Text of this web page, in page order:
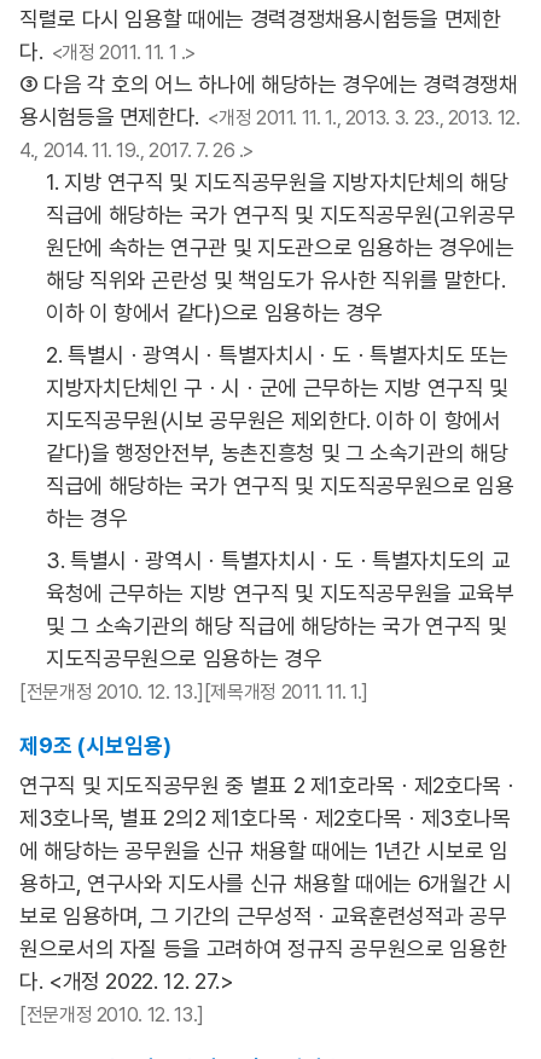
직렬로 다시 임용할 때에는 경력경쟁채용시험등을 면제한
다. <개정 2011. 11. 1 .>
③ 다음 각 호의 어느 하나에 해당하는 경우에는 경력경쟁채
용시험등을 면제한다. <개정 2011. 11. 1., 2013. 3. 23., 2013. 12.
4., 2014. 11. 19., 2017. 7. 26 .>
1. 지방 연구직 및 지도직공무원을 지방자치단체의 해당
직급에 해당하는 국가 연구직 및 지도직공무원(고위공무
원단에 속하는 연구관 및 지도관으로 임용하는 경우에는
해당 직위와 곤란성 및 책임도가 유사한 직위를 말한다.
이하 이 항에서 같다)으로 임용하는 경우
2. 특별시ㆍ광역시ㆍ특별자치시ㆍ도ㆍ특별자치도 또는
지방자치단체인 구ㆍ시ㆍ군에 근무하는 지방 연구직 및
지도직공무원(시보 공무원은 제외한다. 이하 이 항에서
같다)을 행정안전부, 농촌진흥청 및 그 소속기관의 해당
직급에 해당하는 국가 연구직 및 지도직공무원으로 임용
하는 경우
3. 특별시ㆍ광역시ㆍ특별자치시ㆍ도ㆍ특별자치도의 교
육청에 근무하는 지방 연구직 및 지도직공무원을 교육부
및 그 소속기관의 해당 직급에 해당하는 국가 연구직 및
지도직공무원으로 임용하는 경우
[전문개정 2010. 12. 13.][제목개정 2011. 11. 1.]
제9조 (시보임용)
연구직 및 지도직공무원 중 별표 2 제1호라목ㆍ제2호다목ㆍ
제3호나목, 별표 2의2 제1호다목ㆍ제2호다목ㆍ제3호나목
에 해당하는 공무원을 신규 채용할 때에는 1년간 시보로 임
용하고, 연구사와 지도사를 신규 채용할 때에는 6개월간 시
보로 임용하며, 그 기간의 근무성적ㆍ교육훈련성적과 공무
원으로서의 자질 등을 고려하여 정규직 공무원으로 임용한
다. <개정 2022. 12. 27.>
[전문개정 2010. 12. 13.]